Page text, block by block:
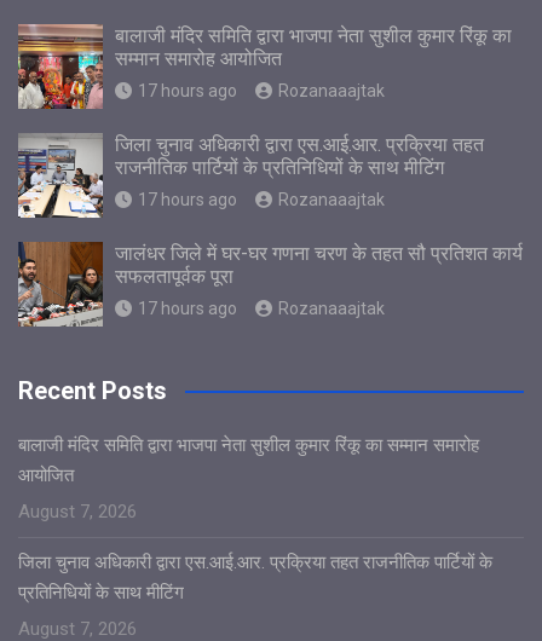
बालाजी मंदिर समिति द्वारा भाजपा नेता सुशील कुमार रिंकू का
सम्मान समारोह आयोजित
17 hours ago Rozanaaajtak
जिला चुनाव अधिकारी द्वारा एस.आई.आर. प्रक्रिया तहत
राजनीतिक पार्टियों के प्रतिनिधियों के साथ मीटिंग
17 hours ago Rozanaaajtak
जालंधर जिले में घर-घर गणना चरण के तहत सौ प्रतिशत कार्य
सफलतापूर्वक पूरा
17 hours ago Rozanaaajtak
Recent Posts
बालाजी मंदिर समिति द्वारा भाजपा नेता सुशील कुमार रिंकू का सम्मान समारोह
आयोजित
August 7, 2026
जिला चुनाव अधिकारी द्वारा एस.आई.आर. प्रक्रिया तहत राजनीतिक पार्टियों के
प्रतिनिधियों के साथ मीटिंग
August 7, 2026